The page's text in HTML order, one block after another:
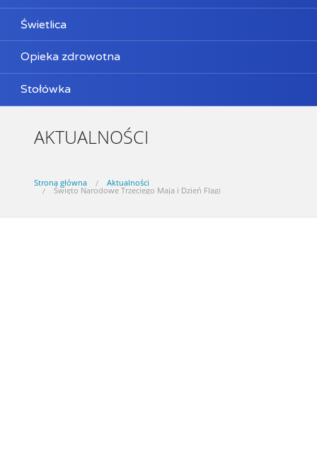
Świetlica
Opieka zdrowotna
Stołówka
AKTUALNOŚCI
Strona główna Aktualności
Święto Narodowe Trzeciego Maja i Dzień Flagi